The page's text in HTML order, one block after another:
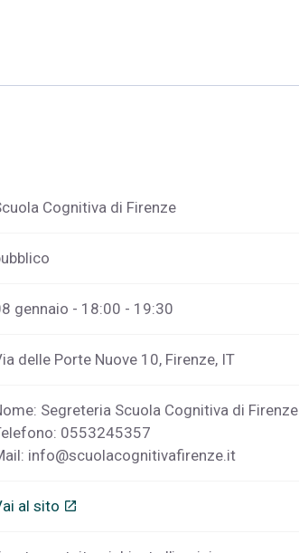
Cognitiva di Firenze
gennaio - 18:00 - 19:30
delle Porte Nuove 10, Firenze, IT
Segreteria Scuola Cognitiva di Firenze
0553245357
info@scuolacognitivafirenze.it
al sito open_in_new